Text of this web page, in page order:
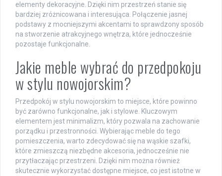
elementy dekoracyjne. Dzięki nim przestrzeń stanie się
bardziej zróżnicowana i interesująca. Połączenie jasnej
podstawy z mocniejszymi akcentami to sprawdzony sposób
na stworzenie atrakcyjnego wnętrza, które jednocześnie
pozostaje funkcjonalne.
Jakie meble wybrać do przedpokoju
w stylu nowojorskim?
Przedpokój w stylu nowojorskim to miejsce, które powinno
być zarówno funkcjonalne, jak i stylowe. Kluczowym
elementem jest minimalizm, który pozwala na zachowanie
porządku i przestronności. Wybierając meble do tego
pomieszczenia, warto zdecydować się na wąskie szafki,
które zmieszczą niezbędne akcesoria, jednocześnie nie
przytłaczając przestrzeni. Dzięki nim można również
skutecznie wykorzystać dostępne miejsce, co jest istotne w